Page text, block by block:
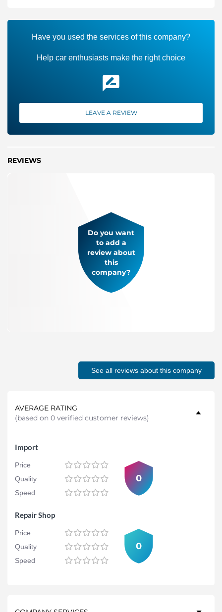
Have you used the services of this company?
Help car enthusiasts make the right choice
LEAVE A REVIEW
REVIEWS
Do you want
to add a
review about
this
company?
See all reviews about this company
AVERAGE RATING
(based on 0 verified customer reviews)
Import
Price
Quality
Speed
0
Repair Shop
Price
Quality
Speed
0